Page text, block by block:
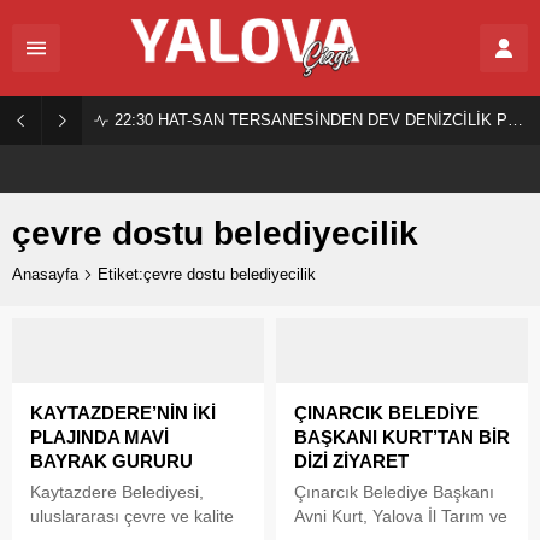
22:30 HAT-SAN TERSANESİNDEN DEV DENİZCİLİK PROJESİ!
çevre dostu belediyecilik
Anasayfa Etiket:çevre dostu belediyecilik
KAYTAZDERE’NİN İKİ
PLAJINDA MAVİ
BAYRAK GURURU
Kaytazdere Belediyesi,
uluslararası çevre ve kalite
ÇINARCIK BELEDİYE
BAŞKANI KURT’TAN BİR
DİZİ ZİYARET
Çınarcık Belediye Başkanı
Avni Kurt, Yalova İl Tarım ve